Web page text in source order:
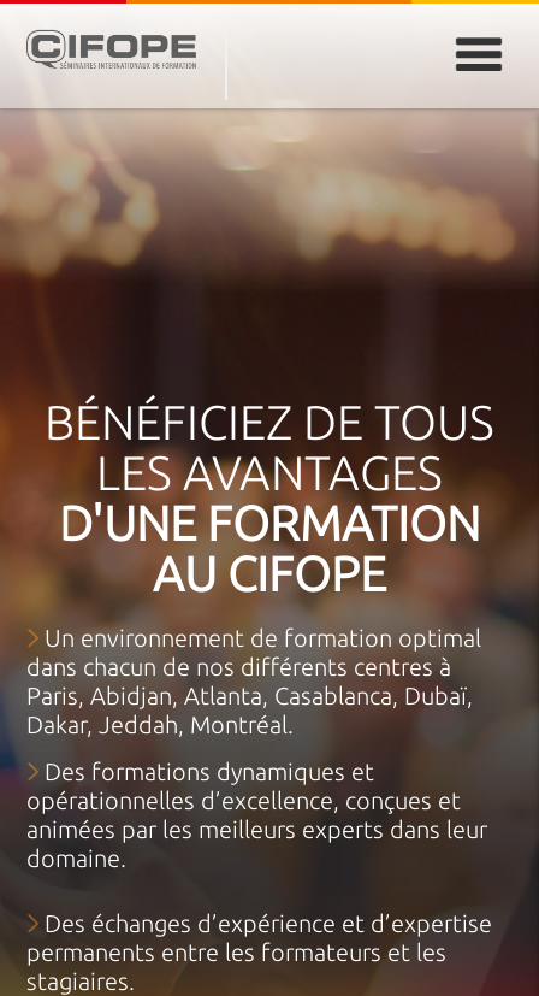
CASABLANCA
DUBAÏ
JEDDAH
MONTREAL
BÉNÉFICIEZ DE TOUS
LES AVANTAGES
D'UNE FORMATION
AU CIFOPE
Un environnement de formation optimal
dans chacun de nos différents centres à
Paris, Abidjan, Atlanta, Casablanca, Dubaï,
Dakar, Jeddah, Montréal.
Des formations dynamiques et
opérationnelles d’excellence, conçues et
animées par les meilleurs experts dans leur
domaine.
Des échanges d’expérience et d’expertise
permanents entre les formateurs et les
stagiaires.